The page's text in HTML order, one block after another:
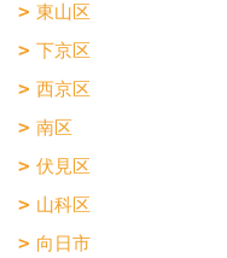
東山区
下京区
西京区
南区
伏見区
山科区
向日市